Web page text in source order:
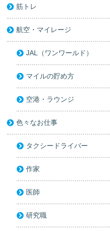
筋トレ
航空・マイレージ
JAL（ワンワールド）
マイルの貯め方
空港・ラウンジ
色々なお仕事
タクシードライバー
作家
医師
研究職